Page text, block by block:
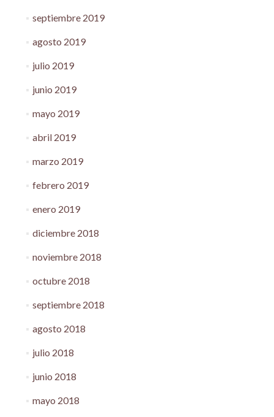
septiembre 2019
agosto 2019
julio 2019
junio 2019
mayo 2019
abril 2019
marzo 2019
febrero 2019
enero 2019
diciembre 2018
noviembre 2018
octubre 2018
septiembre 2018
agosto 2018
julio 2018
junio 2018
mayo 2018